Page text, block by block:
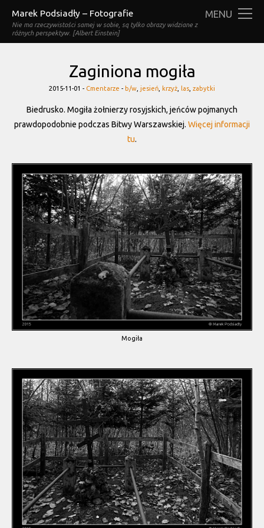
Marek Podsiadły – Fotografie
Nie ma rzeczywistości samej w sobie, są tylko obrazy widziane z
różnych perspektyw. [Albert Einstein]
MENU
Zaginiona mogiła
2015-11-01 - Categories
Cmentarze - Tags
b/w jesień krzyż las zabytki
Biedrusko. Mogiła żołnierzy rosyjskich, jeńców pojmanych
prawdopodobnie podczas Bitwy Warszawskiej. Więcej informacji
tu.
Mogiła